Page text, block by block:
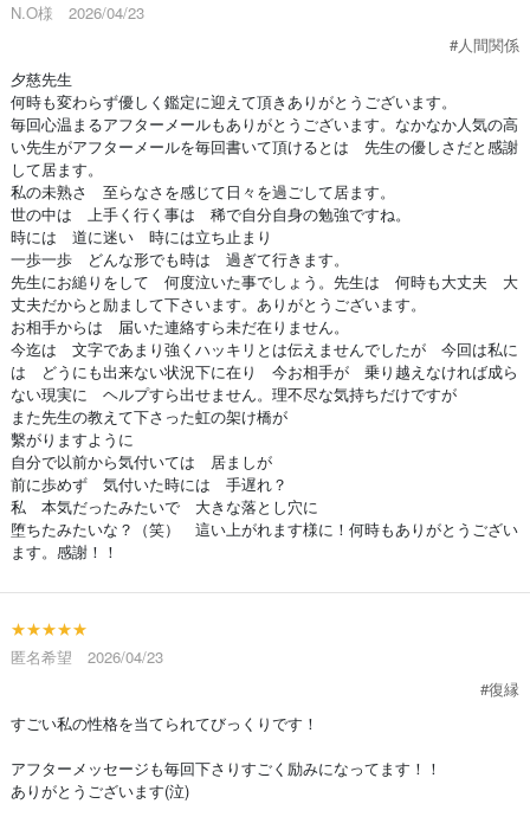
N.O様 2026/04/23
#人間関係
夕慈先生
何時も変わらず優しく鑑定に迎えて頂きありがとうございます。
毎回心温まるアフターメールもありがとうございます。なかなか人気の高
い先生がアフターメールを毎回書いて頂けるとは 先生の優しさだと感謝
して居ます。
私の未熟さ 至らなさを感じて日々を過ごして居ます。
世の中は 上手く行く事は 稀で自分自身の勉強ですね。
時には 道に迷い 時には立ち止まり
一歩一歩 どんな形でも時は 過ぎて行きます。
先生にお縋りをして 何度泣いた事でしょう。先生は 何時も大丈夫 大
丈夫だからと励まして下さいます。ありがとうございます。
お相手からは 届いた連絡すら未だ在りません。
今迄は 文字であまり強くハッキリとは伝えませんでしたが 今回は私に
は どうにも出来ない状況下に在り 今お相手が 乗り越えなければ成ら
ない現実に ヘルプすら出せません。理不尽な気持ちだけですが
また先生の教えて下さった虹の架け橋が
繫がりますように
自分で以前から気付いては 居ましが
前に歩めず 気付いた時には 手遅れ？
私 本気だったみたいで 大きな落とし穴に
堕ちたみたいな？（笑） 這い上がれます様に！何時もありがとうござい
ます。感謝！！
★★★★★
匿名希望 2026/04/23
#復縁
すごい私の性格を当てられてびっくりです！
アフターメッセージも毎回下さりすごく励みになってます！！
ありがとうございます(泣)